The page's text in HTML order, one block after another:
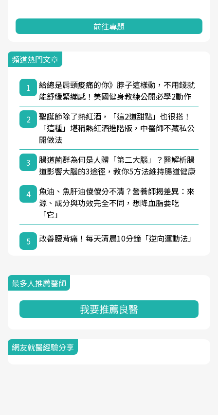
前往專題
頻道熱門文章
1
給總是肩頸痠痛的你》脖子這樣動，不用錢就
能舒緩緊繃感！美國健身教練公開必學2動作
2
聖誕節除了熱紅酒，「這2道甜點」也很搭！
「這種」堪稱熱紅酒進階版，中醫師不藏私公
開做法
3
腸道菌群為何是人體「第二大腦」？醫解析腸
道影響大腦的3途徑，教你5方法維持腸道健康
4
魚油、魚肝油傻傻分不清？營養師揭差異：來
源、成分與功效完全不同，想降血脂要吃
「它」
5 改善腰背痛！每天清晨10分鐘「逆向運動法」
最多人推薦醫師
我要推薦良醫
網友就醫經驗分享